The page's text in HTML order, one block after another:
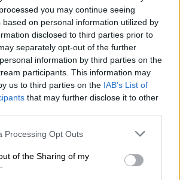
you may continue seeing
based on personal information utilized by
disclosed to third parties prior to
separately opt-out of the further
information by third parties on the
participants. This information may
us to third parties on the IAB’s List of
that may further disclose it to other
Processing Opt Outs
of the Sharing of my
DIVERSAS
ciudadanía de Occidente
consciente del riesgo de
Álvaro Frutos Rosado y Gabinete